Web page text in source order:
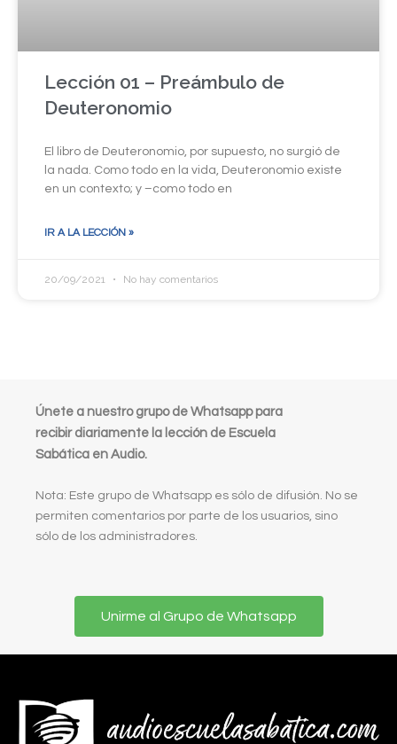
Lección 01 – Preámbulo de
Deuteronomio
El libro de Deuteronomio, por supuesto, no surgió de
la nada. Como todo en la vida, Deuteronomio existe
en un contexto; y –como todo en
IR A LA LECCIÓN »
20/09/2021 No hay comentarios
Únete a nuestro grupo de Whatsapp para
recibir diariamente la lección de Escuela
Sabática en Audio.
Nota: Este grupo de Whatsapp es sólo de difusión. No se
permiten comentarios por parte de los usuarios, sino
sólo de los administradores.
Unirme al Grupo de Whatsapp